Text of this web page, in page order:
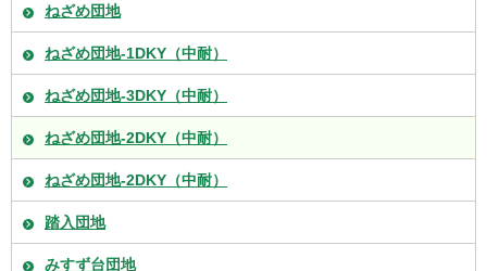
ねざめ団地
ねざめ団地-1DKY（中耐）
ねざめ団地-3DKY（中耐）
ねざめ団地-2DKY（中耐）
ねざめ団地-2DKY（中耐）
踏入団地
みすず台団地